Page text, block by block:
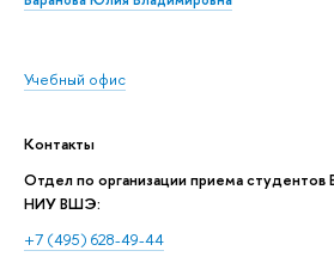
Учебный офис
Контакты
Отдел по организации приема
НИУ ВШЭ:
+7 (495) 628-49-44